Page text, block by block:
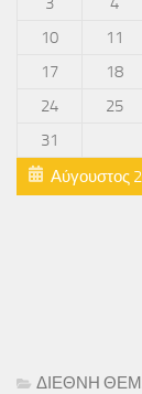
Αύγουστος
10
11
17
18
24
25
31
ΔΙΕΘΝΗ